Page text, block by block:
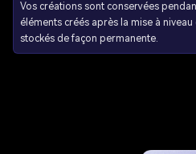
Vos créations sont conservées
éléments créés après la mise à
stockés de façon permanente.